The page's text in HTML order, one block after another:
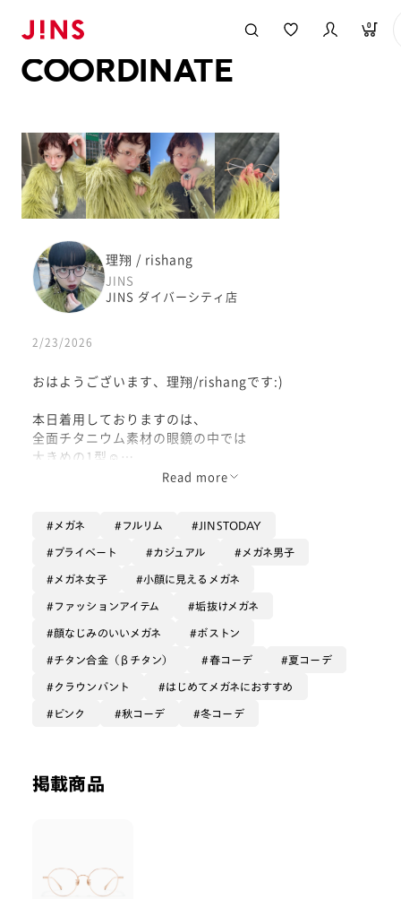
0
COORDINATE
理翔 / rishang
JINS
JINS ダイバーシティ店
2/23/2026
おはようございます、理翔/rishangです:)
本日着用しておりますのは、
全面チタニウム素材の眼鏡の中では
大きめの1型☺︎
お勧めしたいシリーズ・カラーで
ございます😌
ピンクゴールドカラーの
細身フレームの良いところは、
『顔なじみが圧倒的に良く、
オレンジ感もピンク感もある発色は
拾って自然になじみますし、
顔に必要以上に色や線を乗せては
きません☺︎
「美容系レンズとの相性」も圧倒的に
整っています。
Read more
メガネ フルリム JINSTODAY
プライベート カジュアル メガネ男子
メガネ女子 小顔に見えるメガネ
ファッションアイテム 垢抜けメガネ
顔なじみのいいメガネ ボストン
チタン合金（βチタン） 春コーデ 夏コーデ
クラウンパント はじめてメガネにおすすめ
ピンク 秋コーデ 冬コーデ
掲載商品